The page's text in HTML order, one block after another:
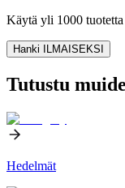
Käytä yli 1000 tuotetta
Hanki ILMAISEKSI
Tutustu
Hedelmät